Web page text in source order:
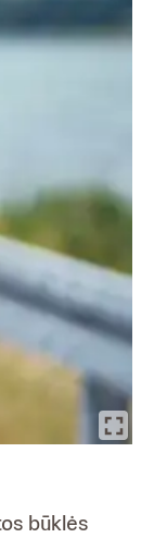
būklės